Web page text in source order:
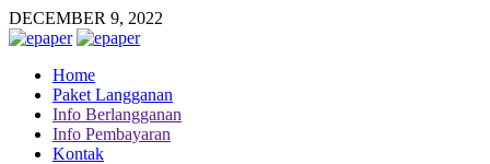
DECEMBER 9, 2022
Home
Paket Langganan
Info Berlangganan
Info Pembayaran
Kontak